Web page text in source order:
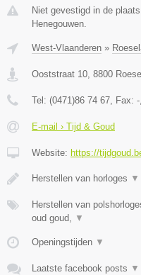
Niet gevestigd in de
Henegouwen.
West-Vlaanderen »
Ooststraat 10 8800
Tel: (0471)86 74 67 , Fax: -
E-mail › Tijd & Goud
Website: https://
Herstellen van horloges ▼
Herstellen van
oud goud,
▼
Openingstijden ▼
Laatste facebook posts ▼